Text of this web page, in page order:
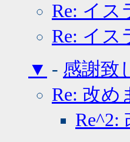
Re: イス
Re: イス
▼ - 感謝致
Re: 改め
Re^2: